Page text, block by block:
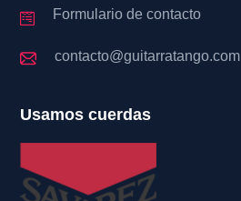
Formulario de contacto
contacto@guitarratango.com
Usamos cuerdas